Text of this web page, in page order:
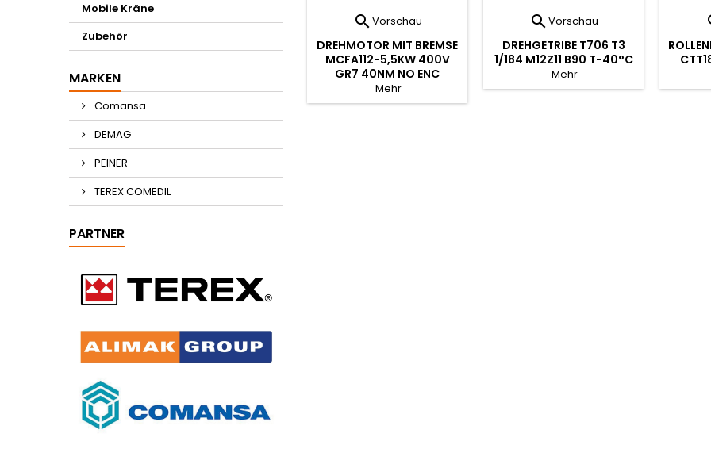
Mobile Kräne
Zubehör
MARKEN
Comansa
DEMAG
PEINER
TEREX COMEDIL
PARTNER
Vorschau
DREHMOTOR MIT BREMSE
MCFA112-5,5KW 400V
GR7 40NM NO ENC
Mehr
Vorschau
DREHGETRIBE T706 T3
1/184 M12Z11 B90 T-40°C
Mehr